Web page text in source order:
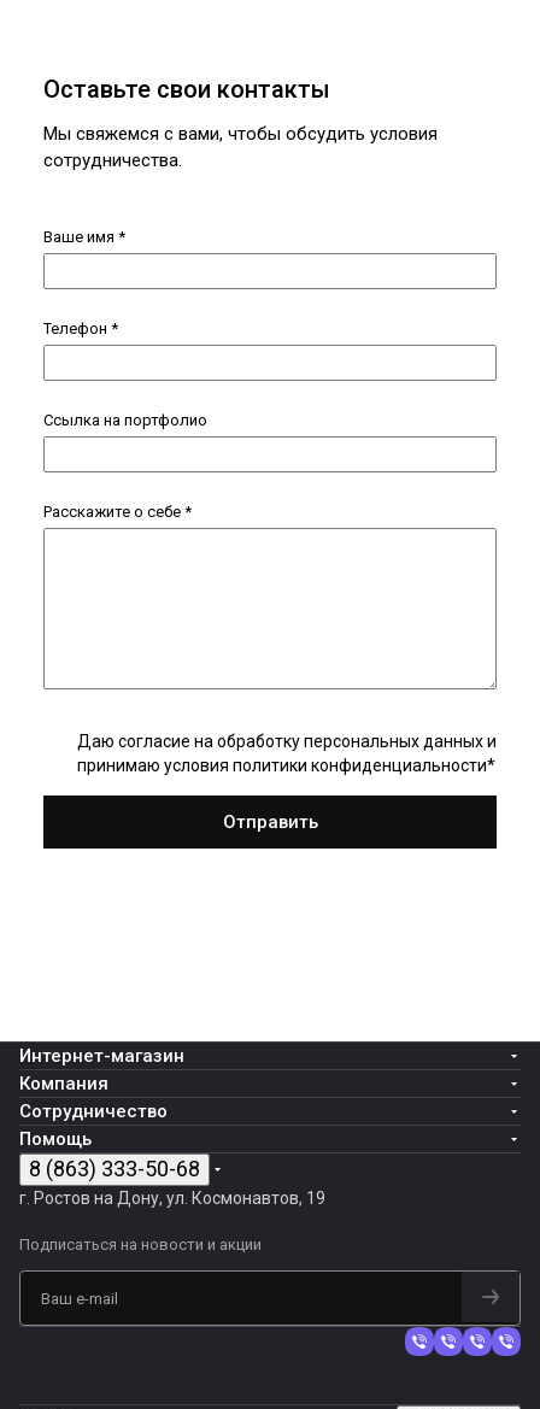
Оставьте свои контакты
Мы свяжемся с вами, чтобы обсудить условия
сотрудничества.
Ваше имя *
Телефон *
Ссылка на портфолио
Расскажите о себе *
Даю согласие на обработку персональных данныхи
принимаю условия политики конфиденциальности*
Интернет-магазин
Компания
Сотрудничество
Помощь
8 (863) 333-50-68
г. Ростов на Дону, ул. Космонавтов, 19
Подписаться на новости и акции